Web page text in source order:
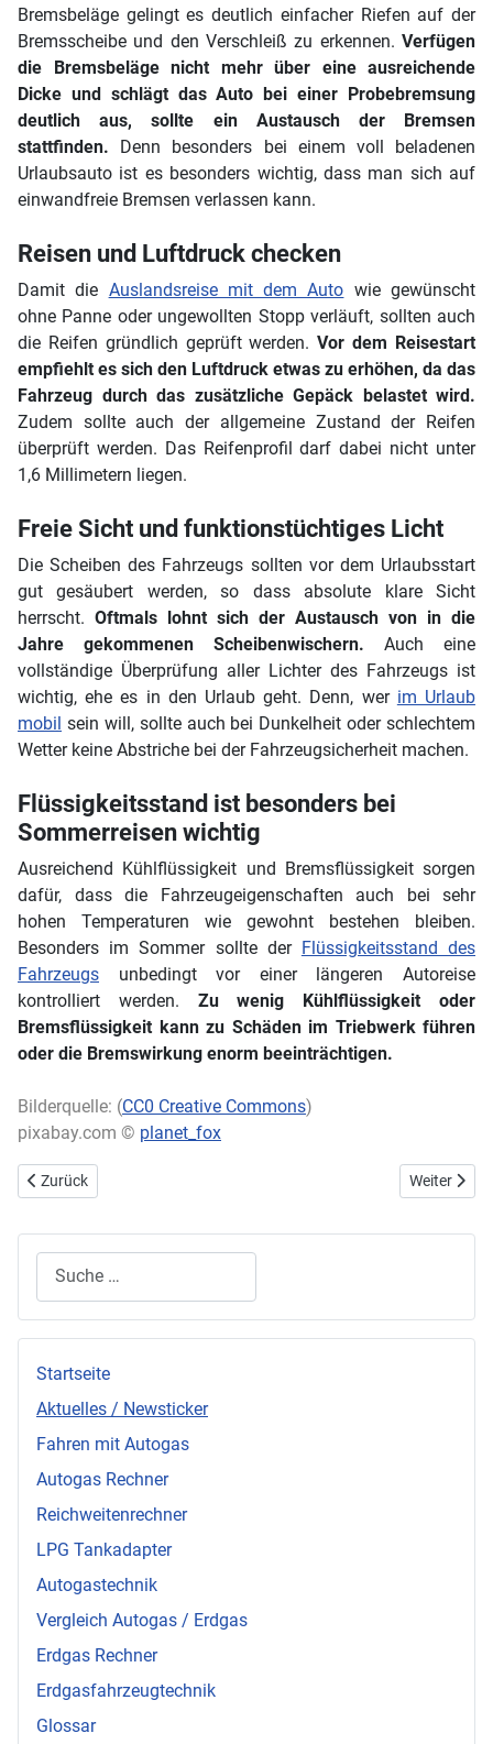
Bremsbeläge gelingt es deutlich einfacher Riefen auf der
Bremsscheibe und den Verschleiß zu erkennen. Verfügen
die Bremsbeläge nicht mehr über eine ausreichende
Dicke und schlägt das Auto bei einer Probebremsung
deutlich aus, sollte ein Austausch der Bremsen
stattfinden. Denn besonders bei einem voll beladenen
Urlaubsauto ist es besonders wichtig, dass man sich auf
einwandfreie Bremsen verlassen kann.
Reisen und Luftdruck checken
Damit die Auslandsreise mit dem Auto wie gewünscht
ohne Panne oder ungewollten Stopp verläuft, sollten auch
die Reifen gründlich geprüft werden.Vor dem Reisestart
empfiehlt es sich den Luftdruck etwas zu erhöhen, da das
Fahrzeug durch das zusätzliche Gepäck belastet wird.
Zudem sollte auch der allgemeine Zustand der Reifen
überprüft werden. Das Reifenprofil darf dabei nicht unter
1,6 Millimetern liegen.
Freie Sicht und funktionstüchtiges Licht
Die Scheiben des Fahrzeugs sollten vor dem Urlaubsstart
gut gesäubert werden, so dass absolute klare Sicht
herrscht. Oftmals lohnt sich der Austausch von in die
Jahre gekommenen Scheibenwischern. Auch eine
vollständige Überprüfung aller Lichter des Fahrzeugs ist
wichtig, ehe es in den Urlaub geht. Denn, wer im Urlaub
mobil sein will, sollte auch bei Dunkelheit oder schlechtem
Wetter keine Abstriche bei der Fahrzeugsicherheit machen.
Flüssigkeitsstand ist besonders bei
Sommerreisen wichtig
Ausreichend Kühlflüssigkeit und Bremsflüssigkeit sorgen
dafür, dass die Fahrzeugeigenschaften auch bei sehr
hohen Temperaturen wie gewohnt bestehen bleiben.
Besonders im Sommer sollte der Flüssigkeitsstand des
Fahrzeugs unbedingt vor einer längeren Autoreise
kontrolliert werden. Zu wenig Kühlflüssigkeit oder
Bremsflüssigkeit kann zu Schäden im Triebwerk führen
oder die Bremswirkung enorm beeinträchtigen.
Bilderquelle: (CC0 Creative Commons)
pixabay.com © planet_fox
Vorheriger Beitrag: Online Gebrauchtwagen verkaufen: So findet
Zurück Nächster
Weiter
Startseite
Aktuelles / Newsticker
Fahren mit Autogas
Autogas Rechner
Reichweitenrechner
LPG Tankadapter
Autogastechnik
Vergleich Autogas / Erdgas
Erdgas Rechner
Erdgasfahrzeugtechnik
Glossar